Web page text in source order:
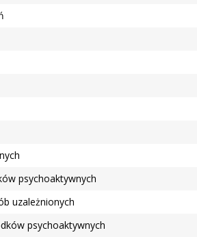
psychoaktywnych
uzależnionych
psychoaktywnych